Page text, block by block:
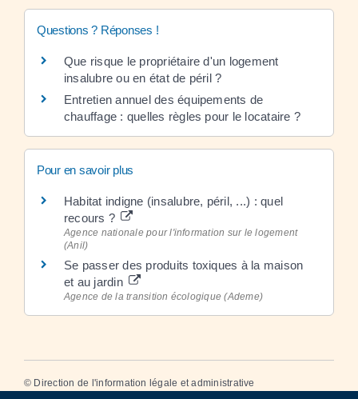
Questions ? Réponses !
Que risque le propriétaire d'un logement
insalubre ou en état de péril ?
Entretien annuel des équipements de
chauffage : quelles règles pour le locataire ?
Pour en savoir plus
Habitat indigne (insalubre, péril, ...) : quel
recours ?
Agence nationale pour l'information sur le logement
(Anil)
Se passer des produits toxiques à la maison
et au jardin
Agence de la transition écologique (Ademe)
© Direction de l'information légale et administrative